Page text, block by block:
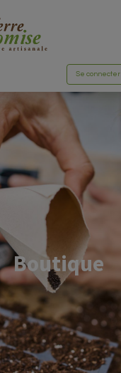
Se connecter
Boutique